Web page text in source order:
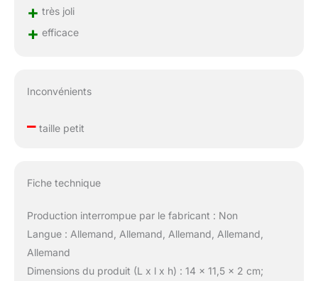
+ très joli
+ efficace
Inconvénients
–taille petit
Fiche technique
Production interrompue par le fabricant : Non
Langue : Allemand, Allemand, Allemand, Allemand,
Allemand
Dimensions du produit (L x l x h) : 14 x 11,5 x 2 cm;